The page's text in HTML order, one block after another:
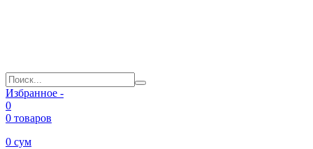
Избранное -
0
0 товаров
0 сум